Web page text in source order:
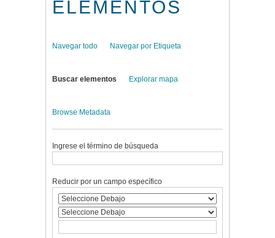
ELEMENTOS
Navegar todo Navegar por Etiqueta
Buscar elementos Explorar mapa
Browse Metadata
Ingrese el término de búsqueda
Reducir por un campo específico